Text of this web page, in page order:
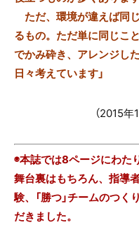
ただ、環境が違えば同
るもの。ただ単に同じこ
でかみ砕き、アレンジし
日々考えています」
（2015
◉本誌では8ページにわた
舞台裏はもちろん、指導
験、「勝つ」チームのつ
だきました。